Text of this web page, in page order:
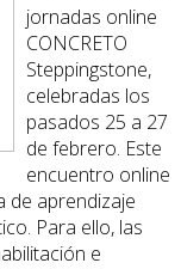
jornadas online
CONCRETO
Steppingstone,
celebradas los
pasados 25 a 27
de febrero. Este
encuentro online
de aprendizaje
Para ello, las
e